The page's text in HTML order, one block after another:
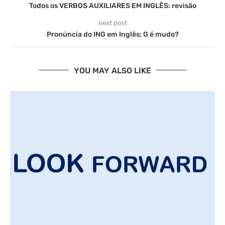
Todos os VERBOS AUXILIARES EM INGLÊS: revisão
next post
Pronúncia do ING em Inglês: G é mudo?
YOU MAY ALSO LIKE